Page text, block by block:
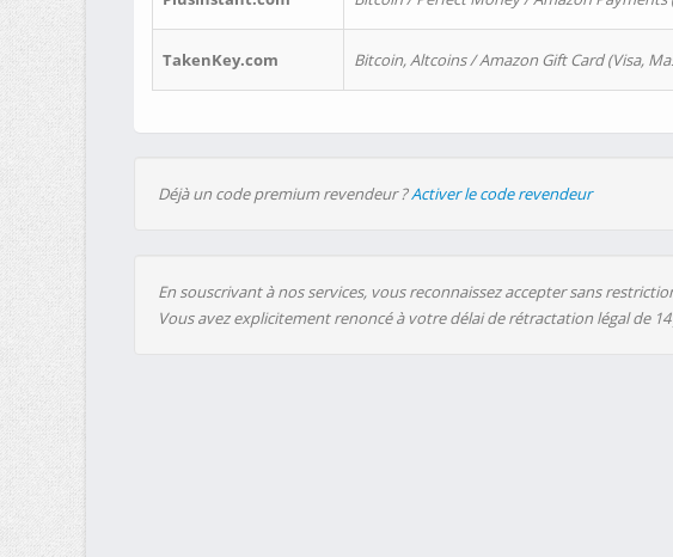
TakenKey.com Bitcoin, Altcoins / Amazon Gift Card (Visa,
Déjà un code premium revendeur ?Activer le code revendeur
En souscrivant à nos services, vous reconnaissez accepter sans
Vous avez explicitement renoncé à votre délai de rétractation légal de